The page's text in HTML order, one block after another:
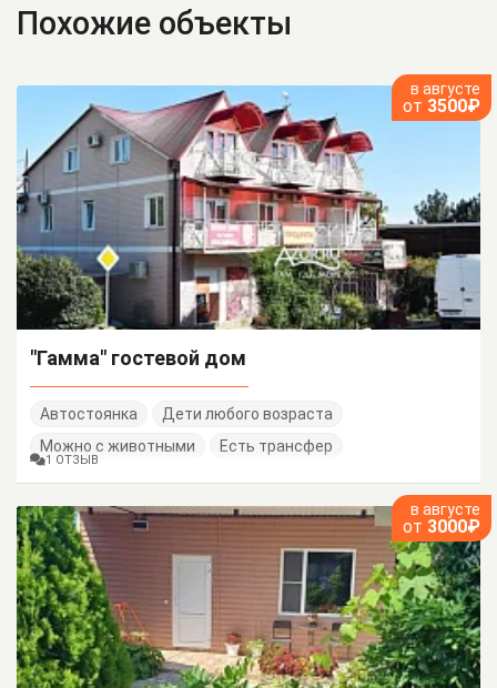
Похожие объекты
в августе
от 3500₽
"Гамма" гостевой дом
Автостоянка
Дети любого возраста
Можно с животными
Есть трансфер
1 ОТЗЫВ
в августе
от 3000₽